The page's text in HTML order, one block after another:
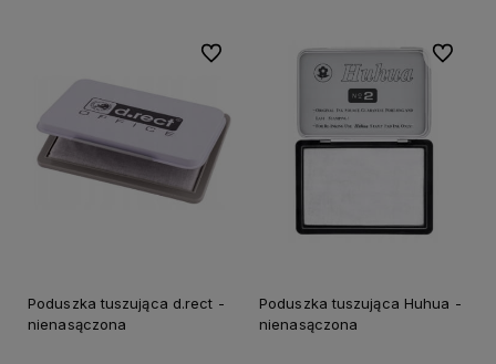
Poduszka tuszująca d.rect -
nienasączona
Do ulubionych
Poduszka tuszująca Huhua -
nienasączona
Do